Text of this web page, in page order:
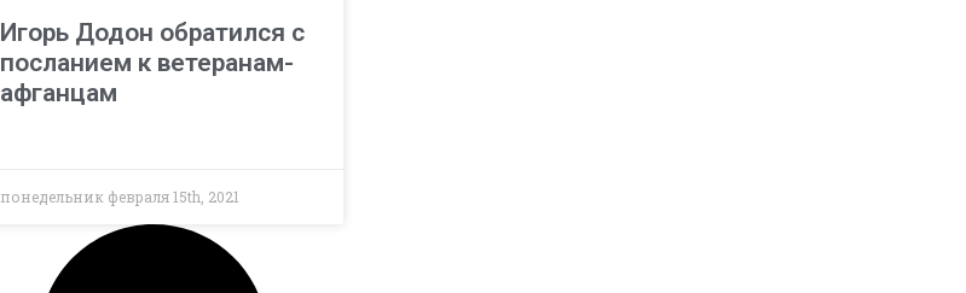
Игорь Додон обратился с
посланием к ветеранам-
афганцам
понедельник февраля 15th, 2021